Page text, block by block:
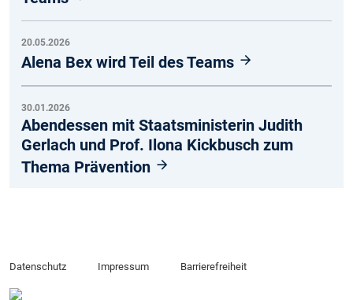
20.05.2026
Alena Bex wird Teil des Teams
30.01.2026
Abendessen mit Staatsministerin Judith
Gerlach und Prof. Ilona Kickbusch zum
Thema Prävention
Datenschutz Impressum Barrierefreiheit